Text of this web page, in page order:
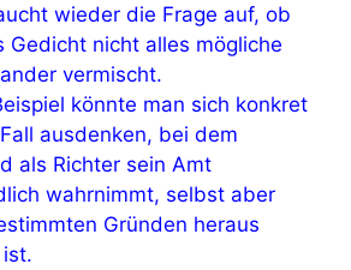
wieder die Frage auf, ob
Gedicht nicht alles mögliche
vermischt.
könnte man sich konkret
ausdenken, bei dem
als Richter sein Amt
wahrnimmt, selbst aber
Gründen heraus